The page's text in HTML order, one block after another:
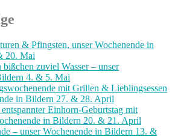
& Pfingsten, unser Wochenende in
20. Mai
zuviel Wasser – unser
4. & 5. Mai
mit Grillen & Lieblingsessen
in Bildern 27. & 28. April
Einhorn-Geburtstag mit
in Bildern 20. & 21. April
– unser Wochenende in Bildern 13. &